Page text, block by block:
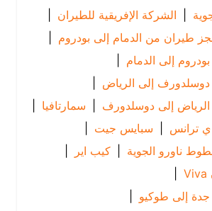
الشركة الإفريقية للطيران |
من الدمام إلى بودروم |
الدمام
|
إلى الرياض
|
إلى دوسلدورف | سمارتافيا
|
| سبايس جيت
|
الجوية | كيب اير |
|
طوكيو |